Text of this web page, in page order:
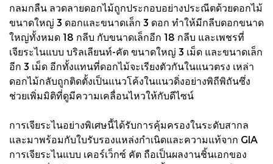
กลมกลืน ลวดลายดอกไม้ถูกประกอบอย่างประณีตด้วยดอกไม้
ขนาดใหญ่ 3 ดอกและขนาดเล็ก 3 ดอก ทำให้มีกลีบดอกขนาด
ใหญ่ทั้งหมด 18 กลีบ กับขนาดเล็กอีก 18 กลีบ และเพชรที่
เจียระไนแบบ บริลเลียนท์-คัต ขนาดใหญ่ 3 เม็ด และขนาดเล็ก
อีก 3 เม็ด อีกทั้งแทนที่ดอกไม้จะเรียงตัวกันในแนวตรง เหล่า
ดอกไม้กลับถูกติดตั้งเป็นแนวโค้งในแนวดิ่งอย่างพิถีพิถันซึ่ง
ช่วยเพิ่มมิติที่ดูมีความเคลื่อนไหวให้กับดีไซน์
การเจียระไนอย่างพิเศษนี้ได้รับการคุ้มครองในระดับสากล
และมาพร้อมกับใบรับรองแหล่งกำเนิดและความแท้จาก GIA
การเจียระไนแบบ เคอร์เว็กซ์ คัต ถือเป็นผลงานชิ้นเอกของ